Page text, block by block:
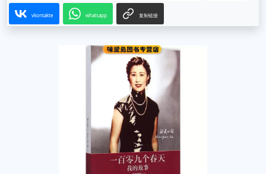
vkontakte whatsapp 复制链接